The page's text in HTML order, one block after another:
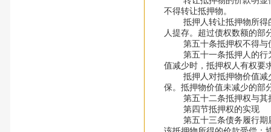
不得转让抵押物。
抵押人转让抵押物所得的
人提存。超过债权数额的部
第五十条抵押权不得与债
第五十一条抵押人的行为
值减少时，抵押权人有权要
抵押人对抵押物价值减少
保。抵押物价值未减少的部
第五十二条抵押权与其担
第四节抵押权的实现
第五十三条债务履行期届